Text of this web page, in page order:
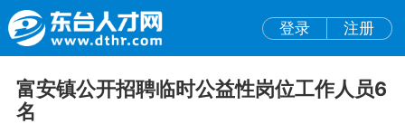
登录 注册
富安镇公开招聘临时公益性岗位工作人员6
名